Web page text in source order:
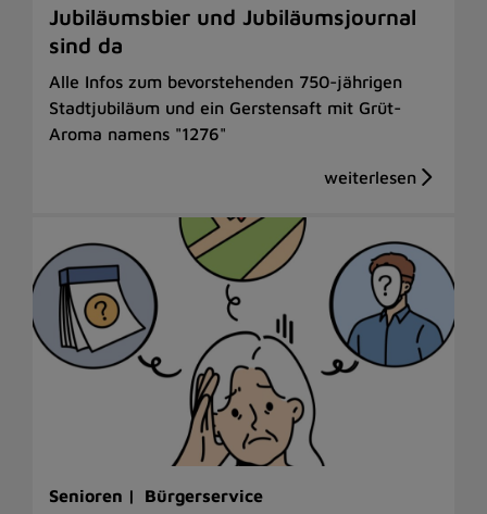
Jubiläumsbier und Jubiläumsjournal
sind da
Alle Infos zum bevorstehenden 750-jährigen
Stadtjubiläum und ein Gerstensaft mit Grüt-
Aroma namens "1276"
Senioren | Bürgerservice